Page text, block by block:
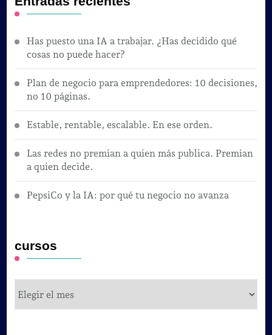
Has puesto una IA a trabajar. ¿Has decidido qué
cosas no puede hacer?
Plan de negocio para emprendedores: 10 decisiones,
no 10 páginas.
Estable, rentable, escalable. En ese orden.
Las redes no premian a quien más publica. Premian
a quien decide.
PepsiCo y la IA: por qué tu negocio no avanza
cursos